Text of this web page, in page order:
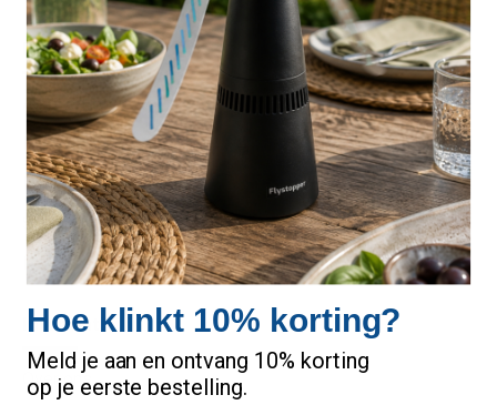
Extra
Aanbiedingen
Merken
Retourneren
Sitemap
Kenniscentrum
Informatie
Over ons
Hoe klinkt 10% korting?
Meld je aan en ontvang 10% korting
op je eerste bestelling.